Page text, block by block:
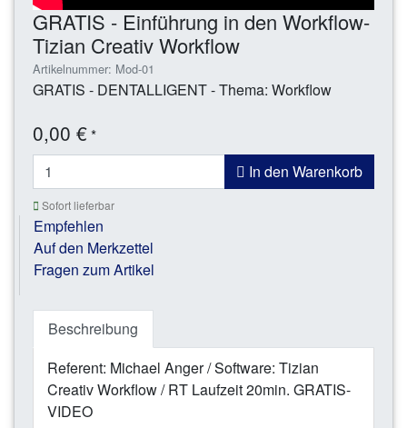
GRATIS - Einführung in den Workflow-
Tizian Creativ Workflow
Artikelnummer: Mod-01
GRATIS - DENTALLIGENT - Thema: Workflow
0,00 €*
In den Warenkorb
Sofort lieferbar
Empfehlen
Auf den Merkzettel
Fragen zum Artikel
Beschreibung
Referent: Michael Anger / Software: Tizian
Creativ Workflow / RT Laufzeit 20min. GRATIS-
VIDEO